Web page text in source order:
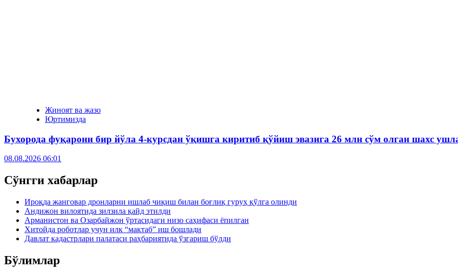
Жиноят ва жазо
Юртимизда
Бухорода фуқарони бир йўла 4-курсдан ўқишга киритиб қўйиш эвазига 26 млн сўм олган шахс
08.08.2026 06:01
Сўнгги хабарлар
Ироқда жанговар дронларни ишлаб чиқиш билан боғлиқ гуруҳ қўлга олинди
Андижон вилоятида зилзила қайд этилди
Арманистон ва Озарбайжон ўртасидаги низо саҳифаси ёпилган
Хитойда роботлар учун илк “мактаб” иш бошлади
Давлат кадастрлари палатаси раҳбариятида ўзгариш бўлди
Бўлимлар